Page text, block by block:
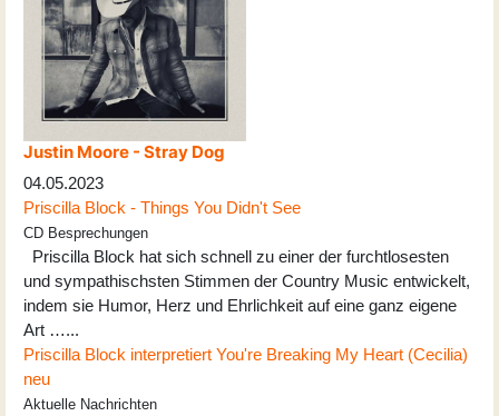
Justin Moore - Stray Dog
04.05.2023
Priscilla Block - Things You Didn't See
CD Besprechungen
Priscilla Block hat sich schnell zu einer der furchtlosesten
und sympathischsten Stimmen der Country Music entwickelt,
indem sie Humor, Herz und Ehrlichkeit auf eine ganz eigene
Art …...
Priscilla Block interpretiert You're Breaking My Heart (Cecilia)
neu
Aktuelle Nachrichten